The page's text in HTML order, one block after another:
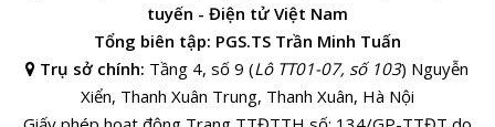
tuyến - Điện tử Việt Nam
Tổng biên tập: PGS.TS Trần Minh Tuấn
Trụ sở chính: Tầng 4, số 9 (Lô TT01-07, số 103) Nguyễn
Xiển, Thanh Xuân Trung, Thanh Xuân, Hà Nội